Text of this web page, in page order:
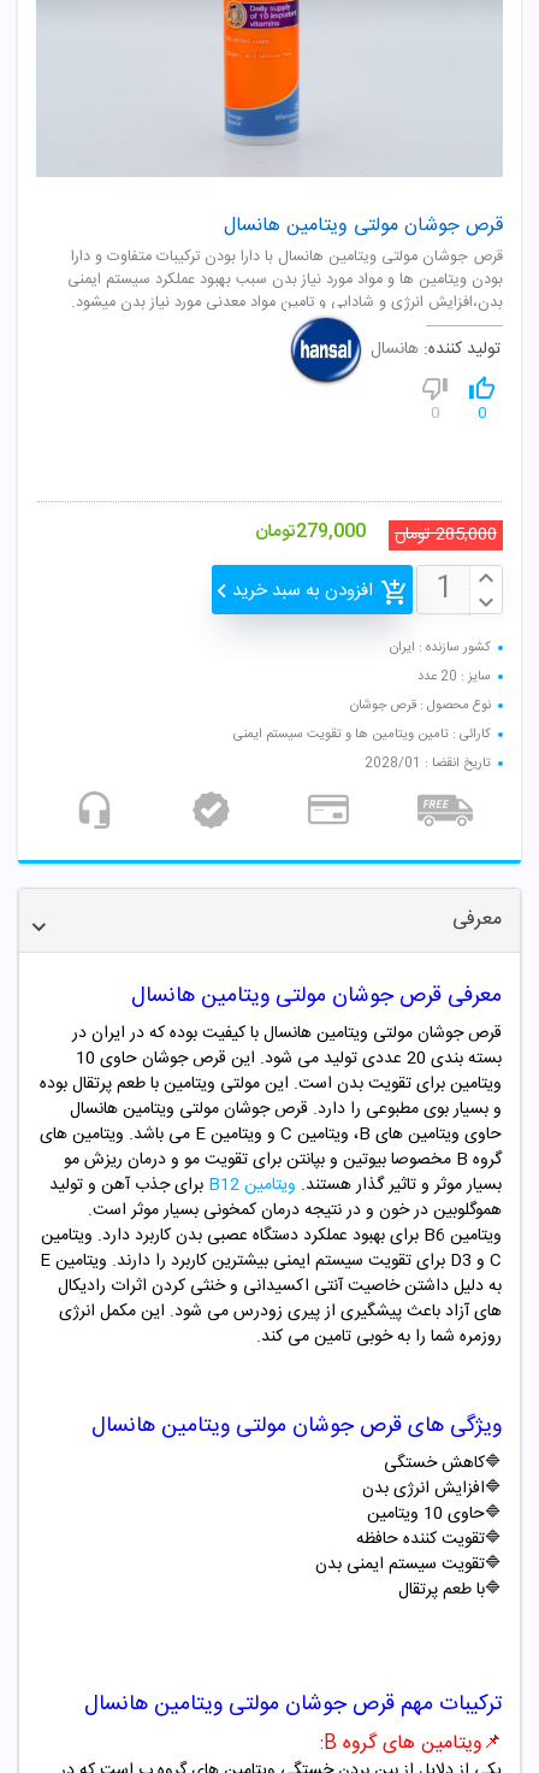
قرص جوشان مولتی ویتامین هانسال
قرص جوشان مولتی ویتامین هانسال با دارا بودن ترکیبات متفاوت و دارا
بودن ویتامین ها و مواد مورد نیاز بدن سبب بهبود عملکرد سیستم ایمنی
بدن،افزایش انرژی و شادابی و تامین مواد معدنی مورد نیاز بدن میشود.
تولید کننده: هانسال
0
0
285,000تومان 279,000تومان
افزودن به سبد خرید
کشور سازنده : ایران
سایز : 20 عدد
نوع محصول : قرص جوشان
کارائی : تامین ویتامین ها و تقویت سیستم ایمنی
تاریخ انقضا : 2028/01
معرفی
معرفی قرص جوشان مولتی ویتامین هانسال
قرص جوشان مولتی ویتامین هانسال با کیفیت بوده که در ایران در
بسته بندی 20 عددی تولید می شود. این قرص جوشان حاوی 10
ویتامین برای تقویت بدن است. این مولتی ویتامین با طعم پرتقال بوده
و بسیار بوی مطبوعی را دارد. قرص جوشان مولتی ویتامین هانسال
حاوی ویتامین های B، ویتامین C و ویتامین E می باشد. ویتامین های
گروه B مخصوصا بیوتین و بپانتن برای تقویت مو و درمان ریزش مو
بسیار موثر و تاثیر گذار هستند. ویتامین B12
برای جذب آهن و تولید
هموگلوبین در خون و در نتیجه درمان کمخونی بسیار موثر است.
ویتامین B6 برای بهبود عملکرد دستگاه عصبی بدن کاربرد دارد. ویتامین
C و D3 برای تقویت سیستم ایمنی بیشترین کاربرد را دارند. ویتامین E
به دلیل داشتن خاصیت آنتی اکسیدانی و خنثی کردن اثرات رادیکال
های آزاد باعث پیشگیری از پیری زودرس می شود. این مکمل انرژی
روزمره شما را به خوبی تامین می کند.
ویژگی های قرص جوشان مولتی ویتامین هانسال
🔷کاهش خستگی
🔷افزایش انرژی بدن
🔷حاوی 10 ویتامین
🔷تقویت کننده حافظه
🔷تقویت سیستم ایمنی بدن
🔷با طعم پرتقال
ترکیبات مهم قرص جوشان مولتی ویتامین هانسال
📌ویتامین های گروه B
: